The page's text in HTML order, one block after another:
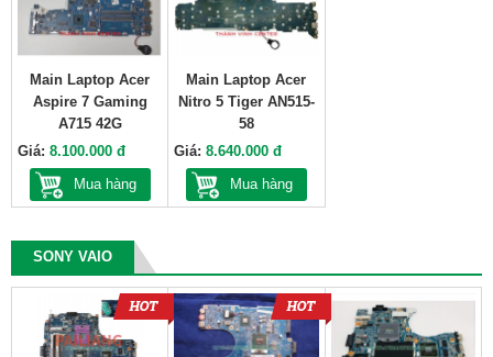
Main Laptop Acer
Aspire 7 Gaming
A715 42G
Giá: 8.100.000 đ
Mua hàng
Main Laptop Acer
Nitro 5 Tiger AN515-
58
Giá:8.640.000 đ
Mua hàng
SONY VAIO